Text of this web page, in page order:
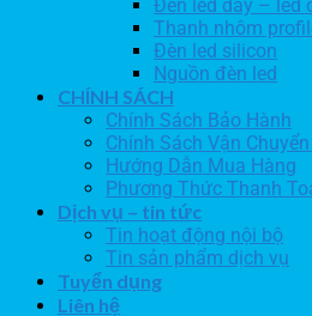
Đèn led dây – led
Thanh nhôm
Đèn led silicon
Nguồn đèn led
CHÍNH SÁCH
Chính Sách Bảo Hành
Chính Sách Vận
Hướng Dẫn Mua Hàng
Phương Thức Thanh
Dịch vụ – tin tức
Tin hoạt động nội bộ
Tin sản phẩm dịch vụ
Tuyển dụng
Liên hệ